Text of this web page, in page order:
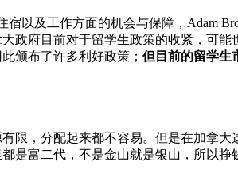
以及工作方面的机会与保障，Adam
政府目前对于留学生政策的收紧，可
颁布了许多利好政策； 但目前的留学生
限，分配起来都不容易。但是在加拿
是富二代，不是金山就是银山，所以挣